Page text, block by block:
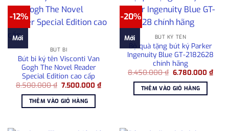
-12%
Mới
BÚT BI
Bút bi ký tên Visconti Van
Gogh The Novel Reader
Special Edition cao cấp
8.500.000₫ Giá
là:
8.500.000 ₫.
7.500.000₫Giá
hiện
THÊM VÀO GIỎ HÀNG
-20%
Mới BÚT KÝ TÊN
Bộ quà tặng bút ký Parker
Ingenuity Blue GT-2182628
chính hãng
8.450.000₫ Giá
là:
8.450.000 ₫.
6.780.000₫Giá
hiện
THÊM VÀO GIỎ HÀNG